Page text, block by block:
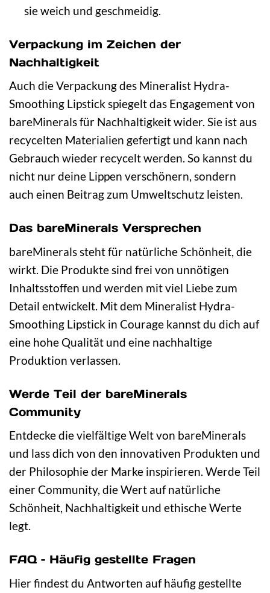
sie weich und geschmeidig.
Verpackung im Zeichen der
Nachhaltigkeit
Auch die Verpackung des Mineralist Hydra-
Smoothing Lipstick spiegelt das Engagement von
bareMinerals für Nachhaltigkeit wider. Sie ist aus
recycelten Materialien gefertigt und kann nach
Gebrauch wieder recycelt werden. So kannst du
nicht nur deine Lippen verschönern, sondern
auch einen Beitrag zum Umweltschutz leisten.
Das bareMinerals Versprechen
bareMinerals steht für natürliche Schönheit, die
wirkt. Die Produkte sind frei von unnötigen
Inhaltsstoffen und werden mit viel Liebe zum
Detail entwickelt. Mit dem Mineralist Hydra-
Smoothing Lipstick in Courage kannst du dich auf
eine hohe Qualität und eine nachhaltige
Produktion verlassen.
Werde Teil der bareMinerals
Community
Entdecke die vielfältige Welt von bareMinerals
und lass dich von den innovativen Produkten und
der Philosophie der Marke inspirieren. Werde Teil
einer Community, die Wert auf natürliche
Schönheit, Nachhaltigkeit und ethische Werte
legt.
FAQ – Häufig gestellte Fragen
Hier findest du Antworten auf häufig gestellte